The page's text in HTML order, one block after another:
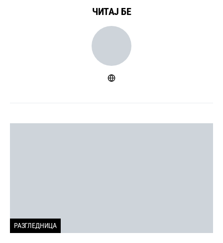
ЧИТАЈ БЕ
РАЗГЛЕДНИЦА